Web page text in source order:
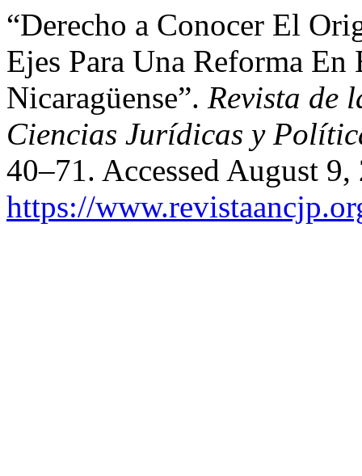
“Derecho a Conocer El
Ejes Para Una Reforma
Nicaragüense”. Revista de
Ciencias Jurídicas y
40–71. Accessed August 9,
https://